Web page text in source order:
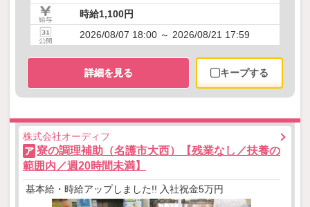
時給1,100円
2026/08/07 18:00 ～ 2026/08/21 17:59
詳細を見る キープする
株式会社オーディフ
ア 寮の調理補助（名護市大西）【残業なし／扶養の
範囲内／週20時間未満】
基本給・時給アップしました!! 入社祝金5万円